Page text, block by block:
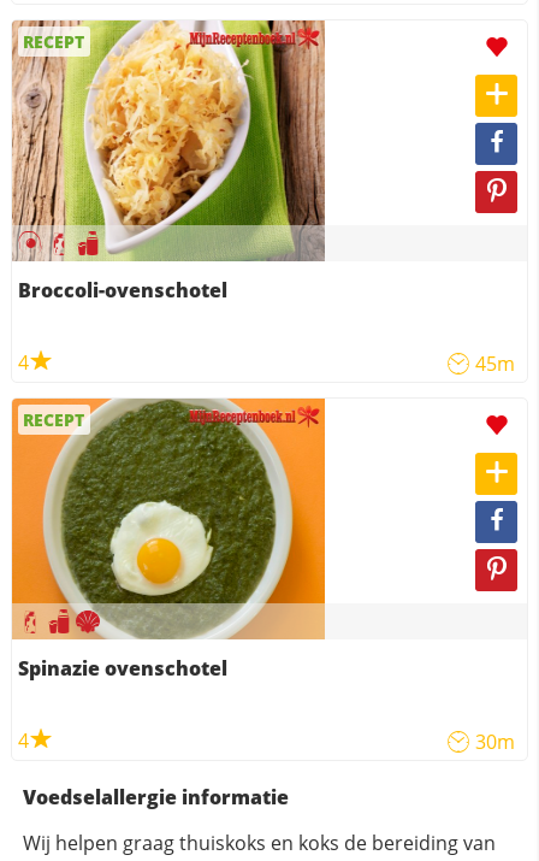
RECEPT
Broccoli-ovenschotel
4 45m
RECEPT
Spinazie ovenschotel
4 30m
Voedselallergie informatie
Wij helpen graag thuiskoks en koks de bereiding van